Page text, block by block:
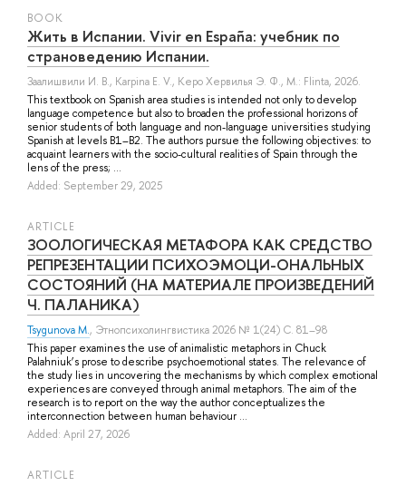
BOOK
Жить в Испании. Vivir en España: учебник по
страноведению Испании.
Заалишвили И. В., Karpina E. V., Керо Хервилья Э. Ф., M.: Flinta, 2026.
This textbook on Spanish area studies is intended not only to develop
language competence but also to broaden the professional horizons of
senior students of both language and non-language universities studying
Spanish at levels B1–B2. The authors pursue the following objectives: to
acquaint learners with the socio-cultural realities of Spain through the
lens of the press; ...
Added: September 29, 2025
ARTICLE
ЗООЛОГИЧЕСКАЯ МЕТАФОРА КАК СРЕДСТВО
РЕПРЕЗЕНТАЦИИ ПСИХОЭМОЦИ-ОНАЛЬНЫХ
СОСТОЯНИЙ (НА МАТЕРИАЛЕ ПРОИЗВЕДЕНИЙ
Ч. ПАЛАНИКА)
Tsygunova M., Этнопсихолингвистика 2026 № 1(24) С. 81–98
This paper examines the use of animalistic metaphors in Chuck
Palahniuk’s prose to describe psychoemotional states. The relevance of
the study lies in uncovering the mechanisms by which complex emotional
experiences are conveyed through animal metaphors. The aim of the
research is to report on the way the author conceptualizes the
interconnection between human behaviour ...
Added: April 27, 2026
ARTICLE